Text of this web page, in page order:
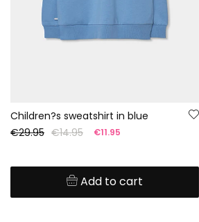
Children?s sweatshirt in blue
€29.95 €14.95 €11.95
Add to cart